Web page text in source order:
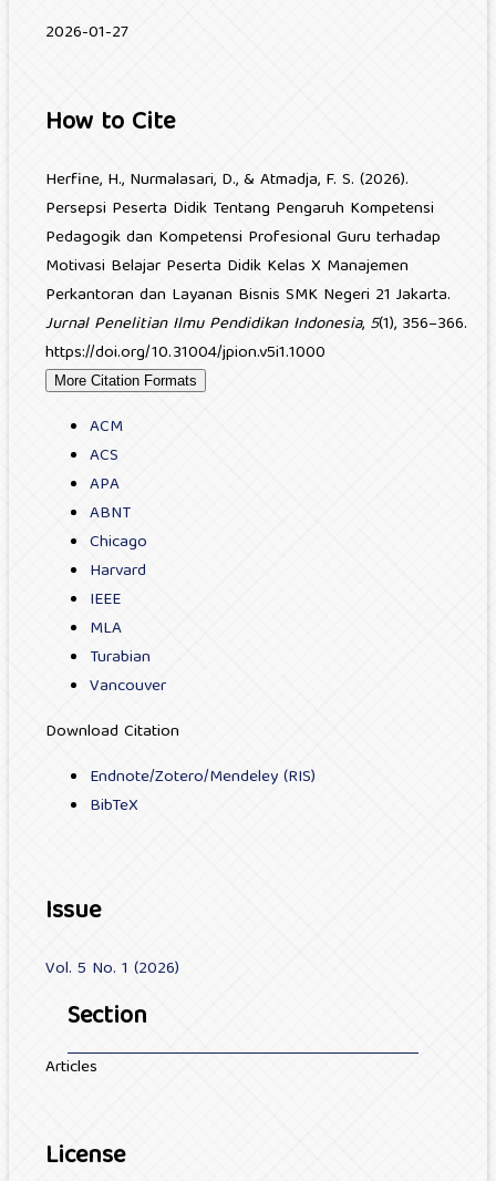
2026-01-27
How to Cite
Herfine, H., Nurmalasari, D., & Atmadja, F. S. (2026).
Persepsi Peserta Didik Tentang Pengaruh Kompetensi
Pedagogik dan Kompetensi Profesional Guru terhadap
Motivasi Belajar Peserta Didik Kelas X Manajemen
Perkantoran dan Layanan Bisnis SMK Negeri 21 Jakarta.
Jurnal Penelitian Ilmu Pendidikan Indonesia, 5(1), 356–366.
https://doi.org/10.31004/jpion.v5i1.1000
More Citation Formats
ACM
ACS
APA
ABNT
Chicago
Harvard
IEEE
MLA
Turabian
Vancouver
Download Citation
Endnote/Zotero/Mendeley (RIS)
BibTeX
Issue
Vol. 5 No. 1 (2026)
Section
Articles
License